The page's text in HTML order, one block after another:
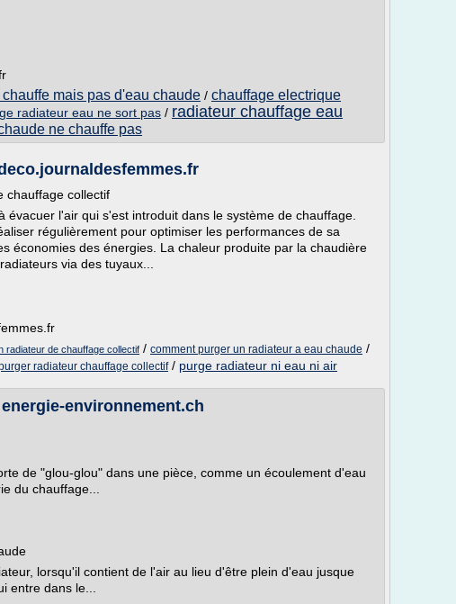
mais pas d'eau chaude / chauffage electrique
radiateur eau ne sort pas / radiateur chauffage eau
ne chauffe pas
chauffage collectif
évacuer l'air qui s'est introduit dans le système de chauffage.
régulièrement pour optimiser les performances de sa
économies des énergies. La chaleur produite par la chaudière
via des tuyaux...
radiateur de chauffage collectif / comment purger un radiateur a eau chaude /
radiateur chauffage collectif/ purge radiateur ni eau ni air
environnement.ch
de "glou-glou" dans une pièce, comme un écoulement d'eau
du chauffage...
lorsqu'il contient de l'air au lieu d'être plein d'eau jusque
entre dans le...